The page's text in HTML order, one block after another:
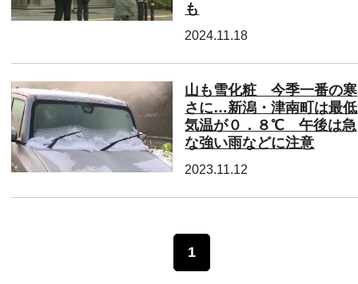
も
2024.11.18
山も雪化粧 今季一番の寒
さに…新潟・津南町は最低
気温が０．８℃ 午後は急
な強い雨などに注意
2023.11.12
1